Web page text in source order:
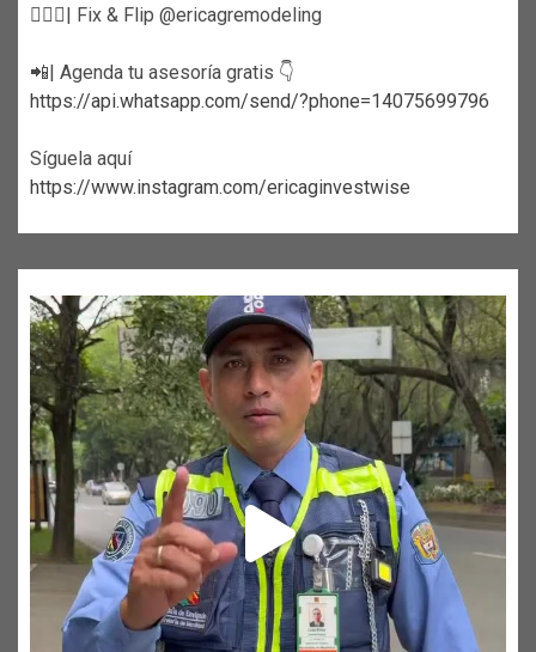
👷🏼‍♀️| Fix & Flip @ericagremodeling
📲| Agenda tu asesoría gratis 👇
https://api.whatsapp.com/send/?phone=14075699796
Síguela aquí
https://www.instagram.com/ericaginvestwise